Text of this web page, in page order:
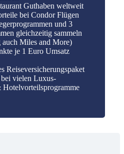
Guthaben weltweit
bei Condor Flügen
und 3
gleichzeitig sammeln
Miles and More)
je 1 Euro Umsatz
Reiseversicherungspaket
vielen Luxus-